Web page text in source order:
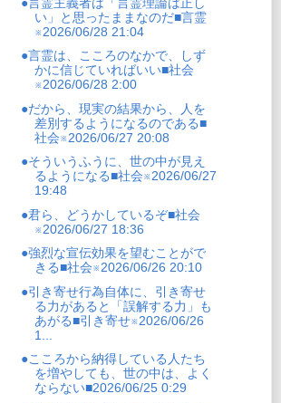
い」と思ったままなのだ■言霊
※2026/06/28 21:04
●言霊は、こころのなかで、しず
かに信じていればいい■社会
※2026/06/28 2:00
●だから、現実の結果から、人を
差別するようになるのである■
社会※2026/06/27 20:08
●そういうふうに、世の中が見え
るようになる■社会※2026/06/27
19:48
●君ら、どうかしているぞ■社会
※2026/06/27 18:36
●強烈な宣伝効果を望むことがで
きる■社会※2026/06/26 20:10
●引き寄せ行為自体に、引き寄せ
る力があると「誤解する力」も
あがる■引き寄せ※2026/06/26
1...
●こころから納得している人たち
を増やしても、世の中は、よく
ならない■2026/06/25 0:29